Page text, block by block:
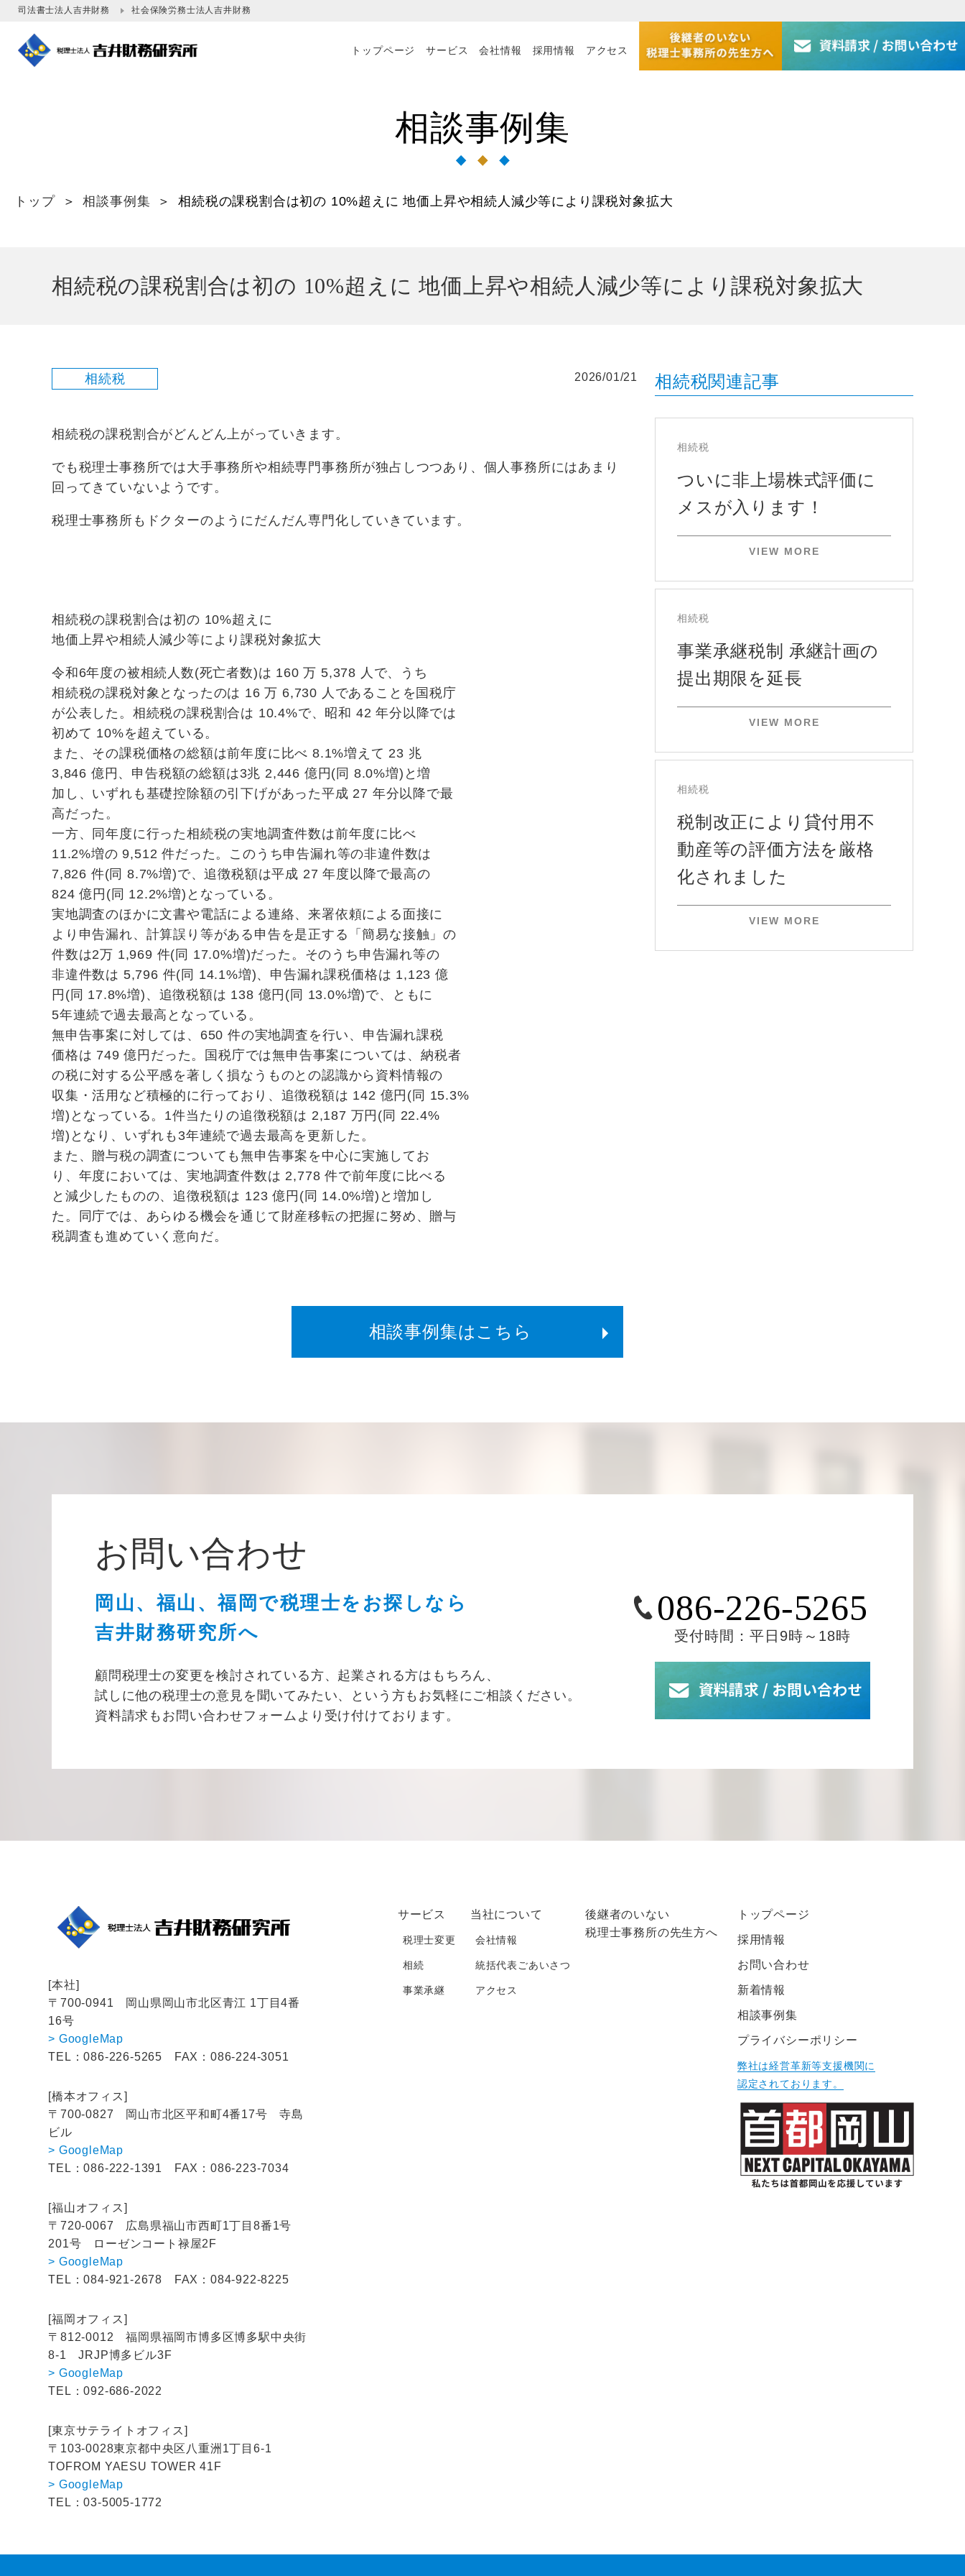
司法書士法人吉井財務 社会保険労務士法人吉井財務
トップページ サービス 会社情報 採用情報 アクセス
相談事例集
トップ ＞ 相談事例集 ＞ 相続税の課税割合は初の 10%超えに 地価上昇や相続人減少等により課税対象拡大
相続税の課税割合は初の 10%超えに 地価上昇や相続人減少等により課税対象拡大
相続税 2026/01/21
相続税の課税割合がどんどん上がっていきます。
でも税理士事務所では大手事務所や相続専門事務所が独占しつつあり、個人事務所にはあまり
回ってきていないようです。
税理士事務所もドクターのようにだんだん専門化していきています。
相続税の課税割合は初の 10%超えに
地価上昇や相続人減少等により課税対象拡大
令和6年度の被相続人数(死亡者数)は 160 万 5,378 人で、うち
相続税の課税対象となったのは 16 万 6,730 人であることを国税庁
が公表した。相続税の課税割合は 10.4%で、昭和 42 年分以降では
初めて 10%を超えている。
また、その課税価格の総額は前年度に比べ 8.1%増えて 23 兆
3,846 億円、申告税額の総額は3兆 2,446 億円(同 8.0%増)と増
加し、いずれも基礎控除額の引下げがあった平成 27 年分以降で最
高だった。
一方、同年度に行った相続税の実地調査件数は前年度に比べ
11.2%増の 9,512 件だった。このうち申告漏れ等の非違件数は
7,826 件(同 8.7%増)で、追徴税額は平成 27 年度以降で最高の
824 億円(同 12.2%増)となっている。
実地調査のほかに文書や電話による連絡、来署依頼による面接に
より申告漏れ、計算誤り等がある申告を是正する「簡易な接触」の
件数は2万 1,969 件(同 17.0%増)だった。そのうち申告漏れ等の
非違件数は 5,796 件(同 14.1%増)、申告漏れ課税価格は 1,123 億
円(同 17.8%増)、追徴税額は 138 億円(同 13.0%増)で、ともに
5年連続で過去最高となっている。
無申告事案に対しては、650 件の実地調査を行い、申告漏れ課税
価格は 749 億円だった。国税庁では無申告事案については、納税者
の税に対する公平感を著しく損なうものとの認識から資料情報の
収集・活用など積極的に行っており、追徴税額は 142 億円(同 15.3%
増)となっている。1件当たりの追徴税額は 2,187 万円(同 22.4%
増)となり、いずれも3年連続で過去最高を更新した。
また、贈与税の調査についても無申告事案を中心に実施してお
り、年度においては、実地調査件数は 2,778 件で前年度に比べる
と減少したものの、追徴税額は 123 億円(同 14.0%増)と増加し
た。同庁では、あらゆる機会を通じて財産移転の把握に努め、贈与
税調査も進めていく意向だ。
相談事例集はこちら
相続税関連記事
相続税
ついに非上場株式評価に
メスが入ります！
VIEW MORE
相続税
事業承継税制 承継計画の
提出期限を延長
VIEW MORE
相続税
税制改正により貸付用不
動産等の評価方法を厳格
化されました
VIEW MORE
お問い合わせ
岡山、福山、福岡で税理士を お探しなら
吉井財務研究所へ
顧問税理士の変更を検討されている方、起業される方はもちろん、
試しに他の税理士の意見を聞いてみたい、という方もお気軽にご相談ください。
資料請求もお問い合わせフォームより受け付けております。
086-226-5265
受付時間：平日9時～18時
[本社]
〒700-0941 岡山県岡山市北区青江 1丁目4番
16号
> GoogleMap
TEL：086-226-5265
FAX：086-224-3051
[橋本オフィス]
〒700-0827 岡山市北区平和町4番17号 寺島
ビル
> GoogleMap
TEL：086-222-1391
FAX：086-223-7034
[福山オフィス]
〒720-0067 広島県福山市西町1丁目8番1号
201号 ローゼンコート禄屋2F
> GoogleMap
TEL：084-921-2678
FAX：084-922-8225
[福岡オフィス]
〒812-0012 福岡県福岡市博多区博多駅中央街
8-1 JRJP博多ビル3F
> GoogleMap
TEL：092-686-2022
[東京サテライトオフィス]
〒103-0028東京都中央区八重洲1丁目6-1
TOFROM YAESU TOWER 41F
> GoogleMap
TEL：03-5005-1772
サービス
税理士変更
相続
事業承継
当社について
会社情報
統括代表ごあいさつ
アクセス
後継者のいない
税理士事務所の先生方へ
トップページ
採用情報
お問い合わせ
新着情報
相談事例集
プライバシーポリシー
弊社は経営革新等支援機関に
認定されております。